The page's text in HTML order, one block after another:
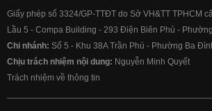
Giấy phép số 3324/GP-TTĐT do Sở VH&TT TPHCM
Lầu 5 - Compa Building - 293 Điện Biên Phủ -
Chi nhánh: Số 5 - Khu 38A Trần Phú - Phường Ba
Chịu trách nhiệm nội dung: Nguyễn Minh Quyết
Trách nhiệm về thông tin